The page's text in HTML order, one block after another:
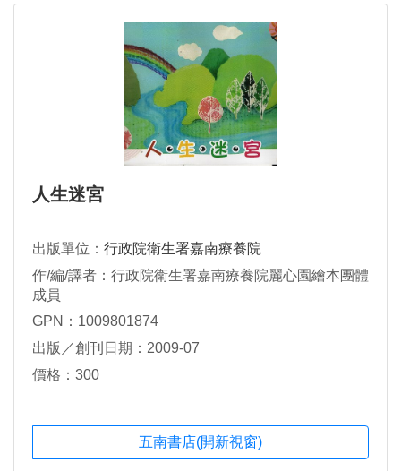
人生迷宮
出版單位： 行政院衛生署嘉南療養院
作/編/譯者：行政院衛生署嘉南療養院麗心園繪本團體
成員
GPN：1009801874
出版／創刊日期：2009-07
價格：300
五南書店(開新視窗)